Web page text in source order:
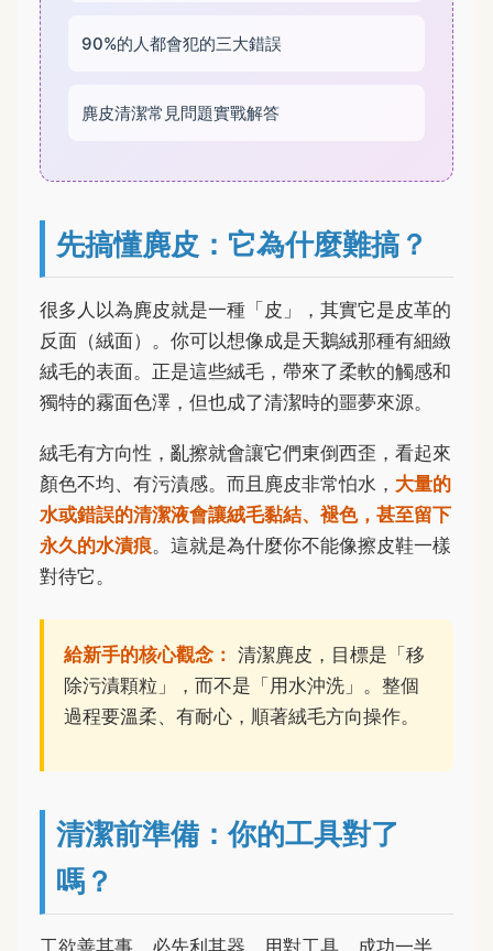
90%的人都會犯的三大錯誤
麂皮清潔常見問題實戰解答
先搞懂麂皮：它為什麼難搞？
很多人以為麂皮就是一種「皮」，其實它是皮革的
反面（絨面）。你可以想像成是天鵝絨那種有細緻
絨毛的表面。正是這些絨毛，帶來了柔軟的觸感和
獨特的霧面色澤，但也成了清潔時的噩夢來源。
絨毛有方向性，亂擦就會讓它們東倒西歪，看起來
顏色不均、有污漬感。而且麂皮非常怕水， 大量的
水或錯誤的清潔液會讓絨毛黏結、褪色，甚至留下
永久的水漬痕。這就是為什麼你不能像擦皮鞋一樣
對待它。
給新手的核心觀念： 清潔麂皮，目標是「移
除污漬顆粒」，而不是「用水沖洗」。整個
過程要溫柔、有耐心，順著絨毛方向操作。
清潔前準備：你的工具對了
嗎？
工欲善其事，必先利其器。用對工具，成功一半。